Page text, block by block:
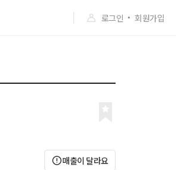
로그인 회원가입
매출이 달라요